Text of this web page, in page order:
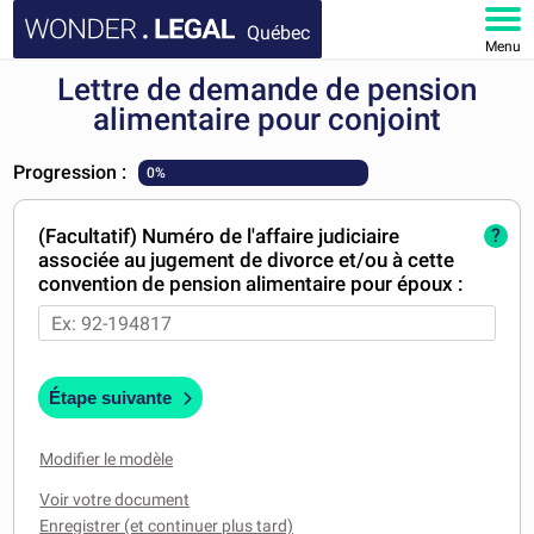
Québec
Menu
ACCUEIL
MON COMPTE
Lettre de demande de pension
alimentaire pour conjoint
Progression : 0%
(Facultatif) Numéro de l'affaire judiciaire
associée au jugement de divorce et/ou à cette
convention de pension alimentaire pour époux :
?
Étape suivante
Modifier le modèle
Voir votre document